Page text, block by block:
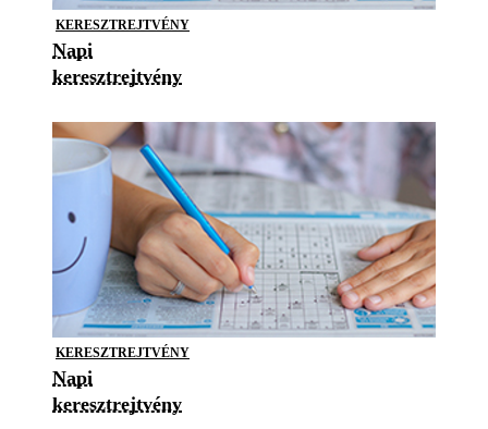
KERESZTREJTVÉNY
Napi
keresztrejtvény
KERESZTREJTVÉNY
Napi
keresztrejtvény